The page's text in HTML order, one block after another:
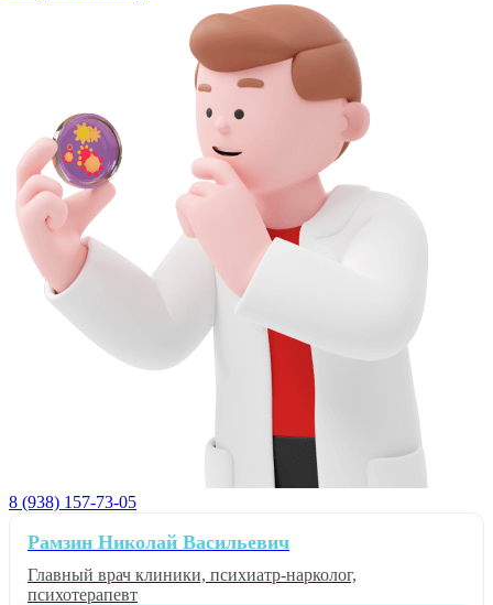
8 (938) 157-73-05
Рамзин Николай Васильевич
Главный врач клиники, психиатр-нарколог,
психотерапевт